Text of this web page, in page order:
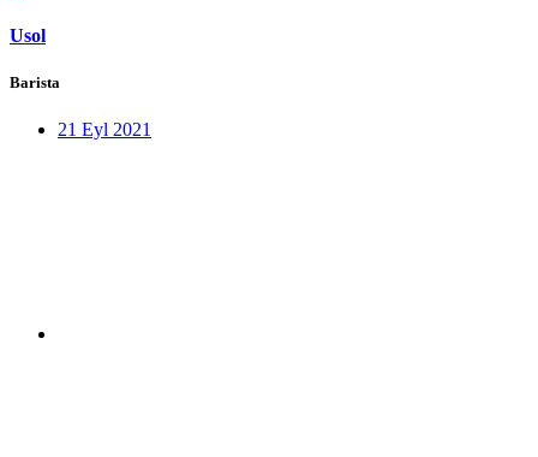
Usol
Barista
21 Eyl 2021